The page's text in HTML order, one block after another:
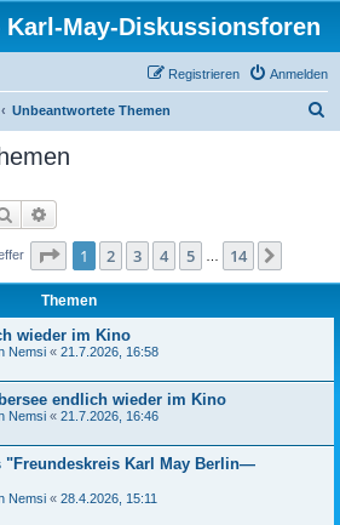
Karl-May-Diskussionsforen
Anmelden
Registrieren
Unbeantwortete Themen
Suche
Seite 1von 14
1 2 3 4 5 14
Themen
wieder im Kino
Nemsi « 21.7.2026, 16:58
endlich wieder im Kino
Nemsi « 21.7.2026, 16:46
"Freundeskreis Karl May Berlin—
Nemsi « 28.4.2026, 15:11